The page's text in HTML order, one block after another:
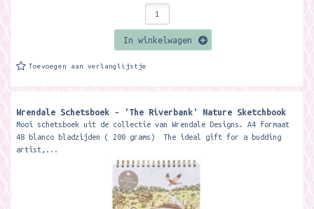
In winkelwagen
Toevoegen aan verlanglijstje
Wrendale Schetsboek - 'The Riverbank' Nature Sketchbook
Mooi schetsboek uit de collectie van Wrendale Designs. A4 formaat
48 blanco bladzijden ( 200 grams) The ideal gift for a budding
artist,...